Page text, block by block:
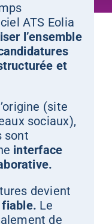
ATS Eolia
l’ensemble
et
(site
sociaux),
sont
interface
devient
Le
de